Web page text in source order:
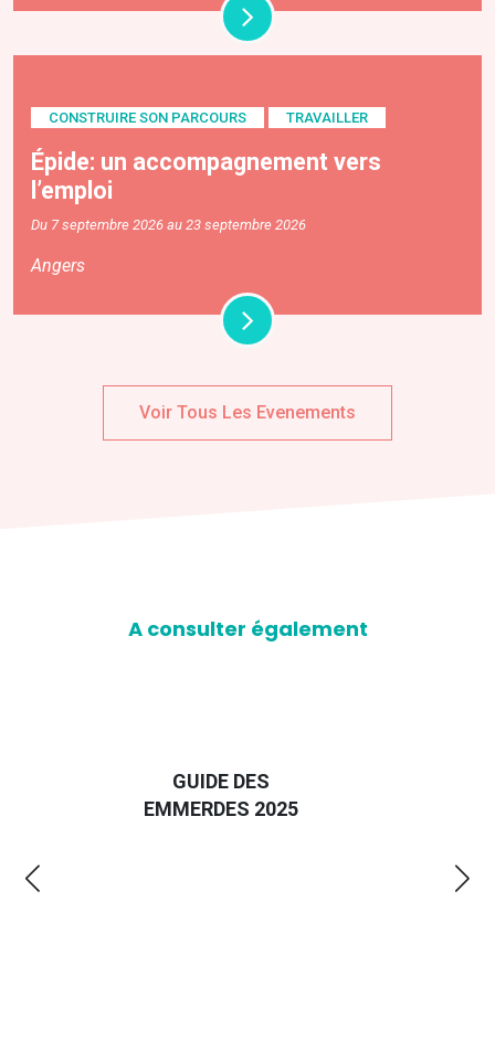
CONSTRUIRE SON PARCOURS TRAVAILLER
Épide: un accompagnement vers
l’emploi
Du 7 septembre 2026 au 23 septembre 2026
Angers
Voir Tous Les Evenements
A consulter également
GUIDE DES
EMMERDES 2025